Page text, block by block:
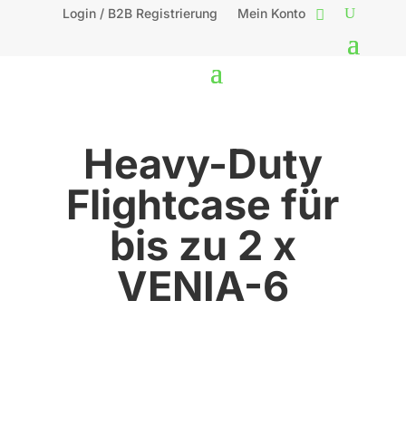
Login / B2B Registrierung Mein Konto
Heavy-Duty
Flightcase für
bis zu 2 x
VENIA-6